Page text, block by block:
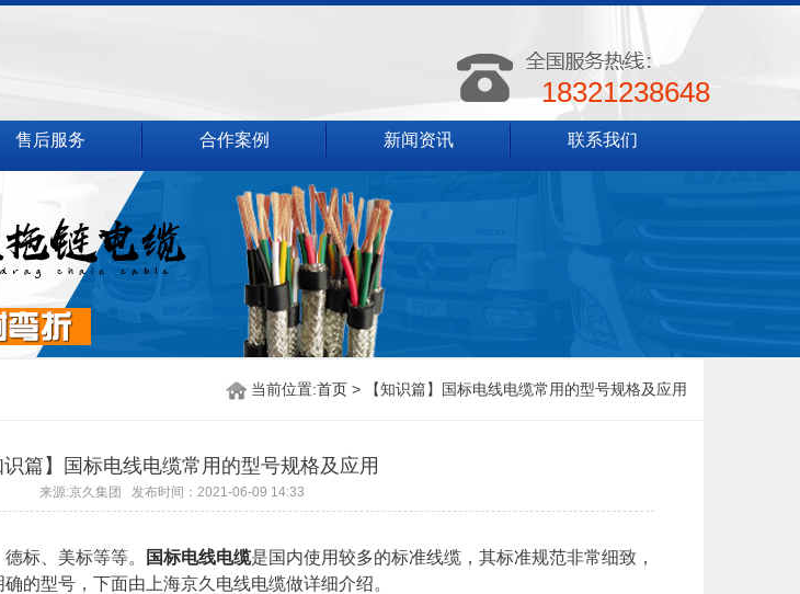
18321238648
售后服务 合作案例 新闻资讯 联系我们
当前位置:首页 > 【知识篇】国标电线电缆常用的型号规格及应用
识篇】国标电线电缆常用的型号规格及应用
来源:京久集团 发布时间：2021-06-09 14:33
标、美标等等。 国标电线电缆是国内使用较多的标准线缆，其标准规范非常细致，
的型号，下面由上海京久电线电缆做详细介绍。